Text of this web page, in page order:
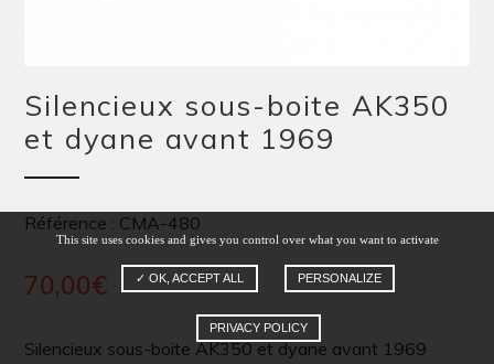
Silencieux sous-boite AK350
et dyane avant 1969
Référence : CMA-480
70,00€
Silencieux sous-boite AK350 et dyane avant 1969
This site uses cookies and gives you control over what you want to activate
✓ OK, ACCEPT ALL PERSONALIZE
PRIVACY POLICY